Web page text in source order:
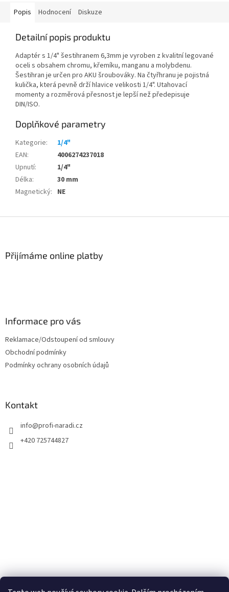
Popis
Hodnocení Diskuze
Detailní popis produktu
Adaptér s 1/4" šestihranem 6,3mm je vyroben z kvalitní legované
oceli s obsahem chromu, křemíku, manganu a molybdenu.
Šestihran je určen pro AKU šroubováky. Na čtyřhranu je pojistná
kulička, která pevně drží hlavice velikosti 1/4". Utahovací
momenty a rozměrová přesnost je lepší než předepisuje
DIN/ISO.
Doplňkové parametry
Kategorie:
1/4"
EAN:
4006274237018
Upnutí:
1/4"
Délka:
30 mm
Magnetický: NE
Přijímáme online platby
Informace pro vás
Reklamace/Odstoupení od smlouvy
Obchodní podmínky
Podmínky ochrany osobních údajů
Kontakt
info@profi-naradi.cz
+420 725744827